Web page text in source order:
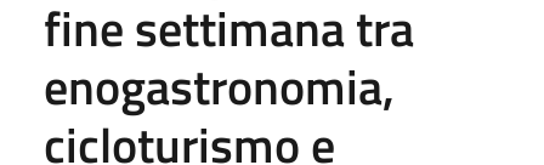
fine settimana tra
enogastronomia,
cicloturismo e